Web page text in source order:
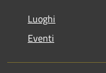
Luoghi
Eventi